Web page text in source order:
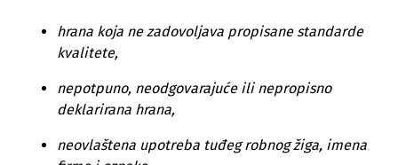
hrana koja ne zadovoljava propisane standarde
kvalitete,
nepotpuno, neodgovarajuće ili nepropisno
deklarirana hrana,
neovlaštena upotreba tuđeg robnog žiga, imena